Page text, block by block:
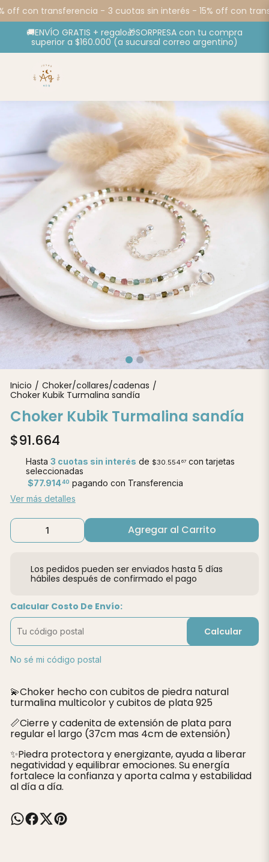
off con transferencia - 3 cuotas sin interés - 15% off con
🚚ENVÍO GRATIS + regalo🎁SORPRESA con tu compra
superior a $160.000 (a sucursal correo argentino)
Inicio / Choker/collares/cadenas /
Choker Kubik Turmalina sandía
Choker Kubik Turmalina sandía
$91.664
Hasta 3 cuotas sin interés de $30.554 67con tarjetas
seleccionadas
$77.91440 pagando con Transferencia
Ver más detalles
Agregar al Carrito
Los pedidos pueden ser enviados hasta 5 días
hábiles después de confirmado el pago
Calcular Costo De Envío:
Calcular
No sé mi código postal
💫Choker hecho con cubitos de piedra natural
turmalina multicolor y cubitos de plata 925
📏Cierre y cadenita de extensión de plata para
regular el largo (37cm mas 4cm de extensión)
✨️Piedra protectora y energizante, ayuda a liberar
negatividad y equilibrar emociones. Su energía
fortalece la confianza y aporta calma y estabilidad
al día a día.